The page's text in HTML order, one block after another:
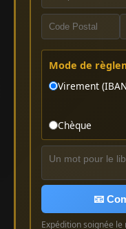
Mode de
Virement
Chèque
📧
Expédition soignée